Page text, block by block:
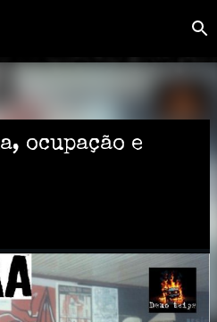
principal
ocupação e